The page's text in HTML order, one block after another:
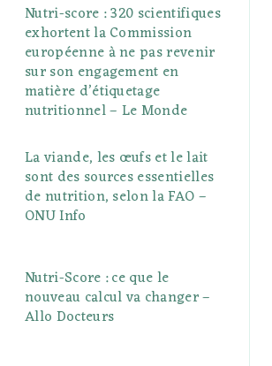
Nutri-score : 320 scientifiques
exhortent la Commission
européenne à ne pas revenir
sur son engagement en
matière d’étiquetage
nutritionnel – Le Monde
La viande, les œufs et le lait
sont des sources essentielles
de nutrition, selon la FAO –
ONU Info
Nutri-Score : ce que le
nouveau calcul va changer –
Allo Docteurs